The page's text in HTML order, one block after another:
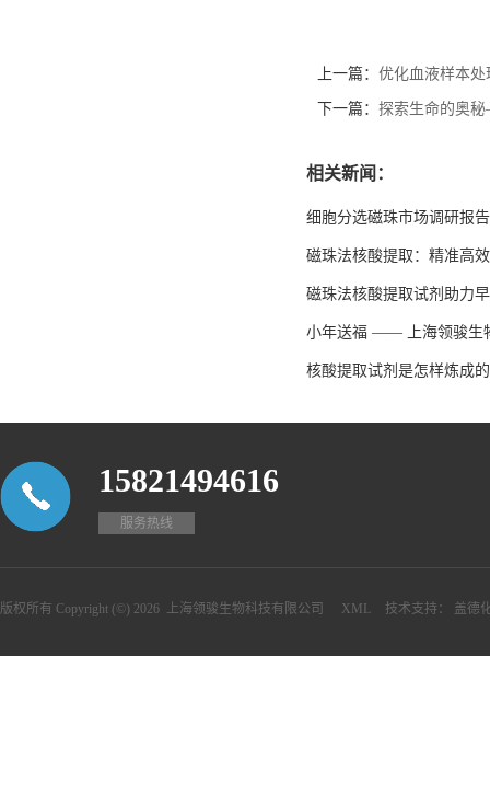
上一篇： 优化血液样本
下一篇： 探索生命的奥
相关新闻：
细胞分选磁珠市场调研报告
磁珠法核酸提取：精准高
磁珠法核酸提取试剂助力
小年送福 —— 上海领骏生
核酸提取试剂是怎样炼成的
15821494616
服务热线
版权所有 Copyright (©) 2026 上海领骏生物科技有限公司 XML 技术支持： 盖德